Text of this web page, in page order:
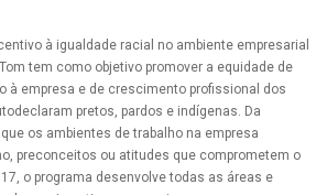
à igualdade racial no ambiente empresarial
tem como objetivo promover a equidade de
à empresa e de crescimento profissional dos
pretos, pardos e indígenas. Da
os ambientes de trabalho na empresa
preconceitos ou atitudes que comprometem o
o programa desenvolve todas as áreas e